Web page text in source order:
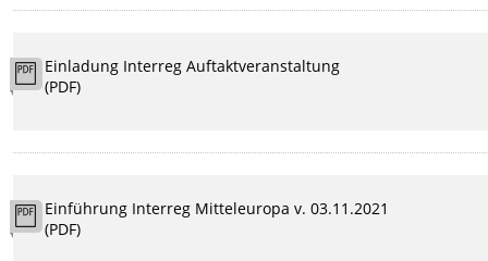
Einladung Interreg Auftaktveranstaltung
(PDF)
Einführung Interreg Mitteleuropa v. 03.11.2021
(PDF)